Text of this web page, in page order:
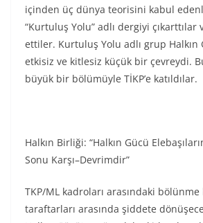
içinden üç dünya teorisini kabul
“Kurtuluş Yolu” adlı dergiyi çıkarttılar
ettiler. Kurtuluş Yolu adlı grup Halkın
etkisiz ve kitlesiz küçük bir çevreydi.
büyük bir bölümüyle TİKP’e katıldılar.
Halkın Birliği: “Halkın Gücü
Sonu Karşı–Devrimdir”
TKP/ML kadroları arasındaki
taraftarları arasında şiddete